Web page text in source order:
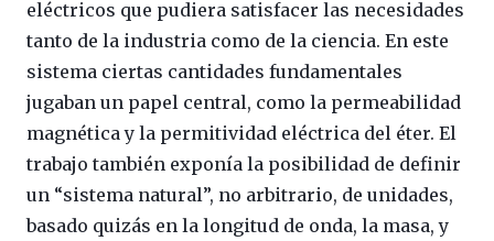
eléctricos que pudiera satisfacer las necesidades
tanto de la industria como de la ciencia. En este
sistema ciertas cantidades fundamentales
jugaban un papel central, como la permeabilidad
magnética y la permitividad eléctrica del éter. El
trabajo también exponía la posibilidad de definir
un “sistema natural”, no arbitrario, de unidades,
basado quizás en la longitud de onda, la masa, y